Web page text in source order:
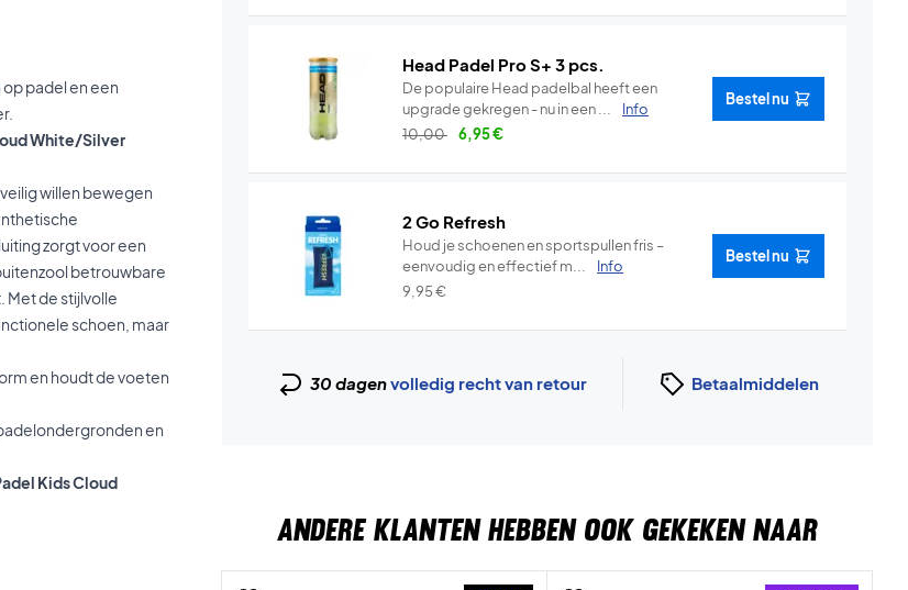
padel en een
White/Silver
willen bewegen
zorgt voor een
betrouwbare
Met de stijlvolle
schoen, maar
en houdt de voeten
en
Kids Cloud
Head Padel Pro S+ 3 pcs.
De populaire Head padelbal heeft een
upgrade gekregen - nu in een ...
Info
10,00
6,95€
Bestel nu
2 Go Refresh
Houd je schoenen en sportspullen fris –
eenvoudig en effectief m...
Info
9,95€
Bestel nu
30 dagenvolledig recht van retour Betaalmiddelen
ANDERE KLANTEN HEBBEN OOK GEKEKEN NAAR